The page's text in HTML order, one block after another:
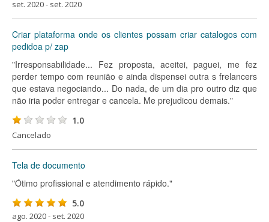
set. 2020 - set. 2020
Criar plataforma onde os clientes possam criar catalogos com
pedidoa p/ zap
"Irresponsabilidade... Fez proposta, aceitei, paguei, me fez
perder tempo com reunião e ainda dispensei outra s frelancers
que estava negociando... Do nada, de um dia pro outro diz que
não iria poder entregar e cancela. Me prejudicou demais."
1.0
Cancelado
Tela de documento
"Ótimo profissional e atendimento rápido."
5.0
ago. 2020 - set. 2020